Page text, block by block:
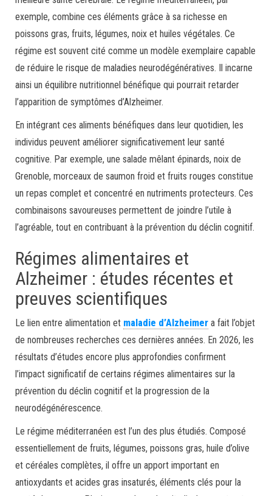
exemple, combine ces éléments grâce à sa richesse en
poissons gras, fruits, légumes, noix et huiles végétales. Ce
régime est souvent cité comme un modèle exemplaire capable
de réduire le risque de maladies neurodégénératives. Il incarne
ainsi un équilibre nutritionnel bénéfique qui pourrait retarder
l’apparition de symptômes d’Alzheimer.
En intégrant ces aliments bénéfiques dans leur quotidien, les
individus peuvent améliorer significativement leur santé
cognitive. Par exemple, une salade mêlant épinards, noix de
Grenoble, morceaux de saumon froid et fruits rouges constitue
un repas complet et concentré en nutriments protecteurs. Ces
combinaisons savoureuses permettent de joindre l’utile à
l’agréable, tout en contribuant à la prévention du déclin cognitif.
Régimes alimentaires et
Alzheimer : études récentes et
preuves scientifiques
Le lien entre alimentation et maladie d’Alzheimer a fait l’objet
de nombreuses recherches ces dernières années. En 2026, les
résultats d’études encore plus approfondies confirment
l’impact significatif de certains régimes alimentaires sur la
prévention du déclin cognitif et la progression de la
neurodégénérescence.
Le régime méditerranéen est l’un des plus étudiés. Composé
essentiellement de fruits, légumes, poissons gras, huile d’olive
et céréales complètes, il offre un apport important en
antioxydants et acides gras insaturés, éléments clés pour la